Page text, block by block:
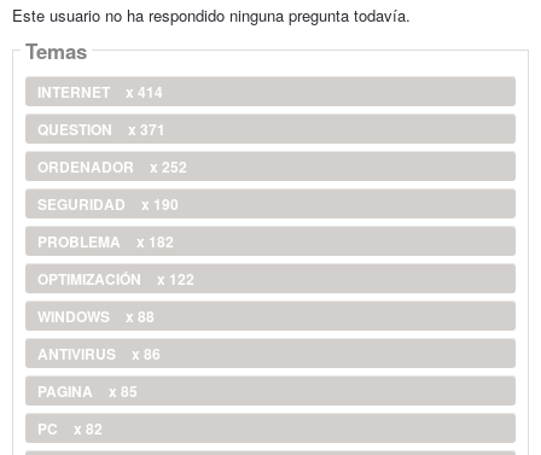
Este usuario no ha respondido ninguna pregunta todavía.
Temas
INTERNET
x 414
QUESTION
x 371
ORDENADOR
x 252
SEGURIDAD
x 190
PROBLEMA
x 182
OPTIMIZACIÓN
x 122
WINDOWS
x 88
ANTIVIRUS
x 86
PAGINA
x 85
PC
x 82